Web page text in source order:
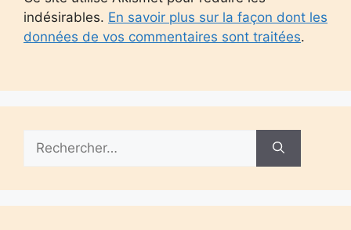
indésirables. En savoir plus sur la façon dont les
données de vos commentaires sont traitées.